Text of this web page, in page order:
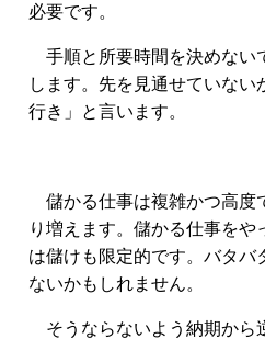
必要です。
手順と所要時間を決めない
します。先を見通せていない
行き」と言います。
儲かる仕事は複雑かつ高度
り増えます。儲かる仕事を
は儲けも限定的です。バタバ
ないかもしれません。
そうならないよう納期から